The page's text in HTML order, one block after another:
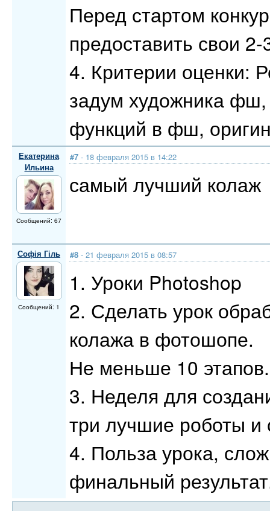
Перед стартом
предоставить свои
4. Критерии оценки:
задум художника фш,
функций в фш,
Екатерина
Ильина
Сообщений: 67
#7 - 18 февраля 2015 в 14:22
самый лучший колаж
Софія Гіль
Сообщений: 1
#8 - 21 февраля 2015 в 08:57
1. Уроки Photoshop
2. Сделать урок
колажа в фотошопе.
Не меньше 10 этапов.
3. Неделя для
три лучшие роботы и
4. Польза урока,
финальный